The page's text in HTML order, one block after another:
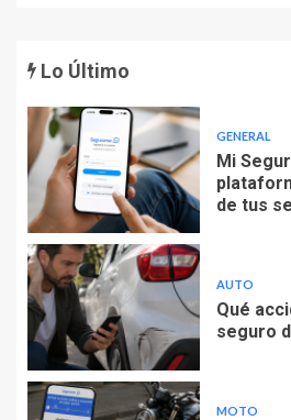
Lo Último
GENERAL
Mi
de tus
AUTO
Qué
seguro
MOTO